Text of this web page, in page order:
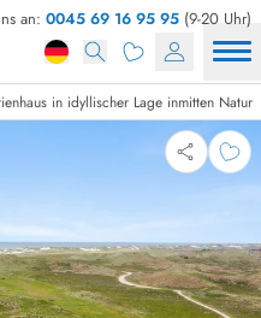
an: 0045 69 16 95 95 (9-20 Uhr)
in idyllischer Lage inmitten Natur